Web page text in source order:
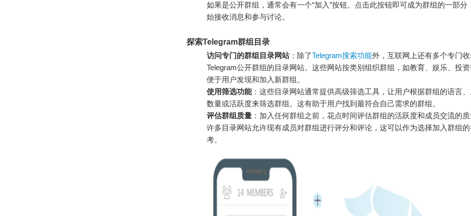
如果是公开群组，通常会有一个“加入”按钮。点击此按钮即可成为群组的一部分
始接收消息和参与讨论。
探索Telegram群组目录
访问专门的群组目录网站：除了Telegram搜索功能外，互联网上还有多个专门
Telegram公开群组的目录网站。这些网站按类别组织群组，如教育、娱乐、投资
便于用户发现和加入新群组。
使用筛选功能：这些目录网站通常提供高级筛选工具，让用户根据群组的语言
数量或活跃度来筛选群组。这有助于用户找到最符合自己需求的群组。
评估群组质量 ：加入任何群组之前，花点时间评估群组的活跃度和成员交流的质
许多目录网站允许现有成员对群组进行评分和评论，这可以作为选择加入群组的
考。